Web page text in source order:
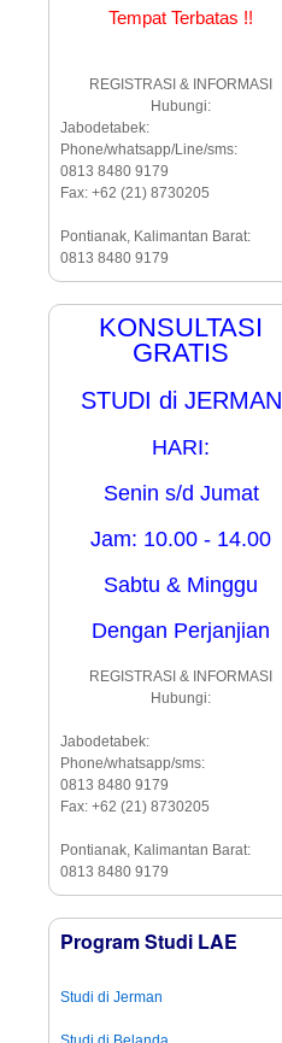
Tempat Terbatas !!
REGISTRASI & INFORMASI
Hubungi:
Jabodetabek:
Phone/whatsapp/Line/sms:
0813 8480 9179
Fax: +62 (21) 8730205
Pontianak, Kalimantan Barat:
0813 8480 9179
KONSULTASI
GRATIS
STUDI di JERMAN
HARI:
Senin s/d Jumat
Jam: 10.00 - 14.00
Sabtu & Minggu
Dengan Perjanjian
REGISTRASI & INFORMASI
Hubungi:
Jabodetabek:
Phone/whatsapp/sms:
0813 8480 9179
Fax: +62 (21) 8730205
Pontianak, Kalimantan Barat:
0813 8480 9179
Program Studi LAE
Studi di Jerman